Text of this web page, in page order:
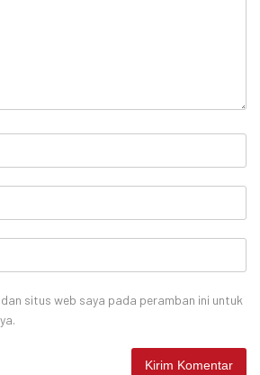
situs web saya pada peramban ini untuk